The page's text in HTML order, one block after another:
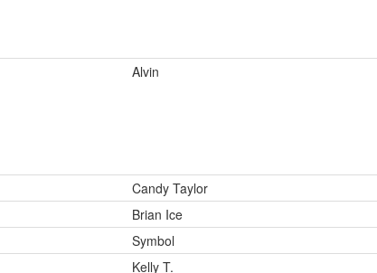
Alvin
Candy Taylor
Brian Ice
Symbol
Kelly T.